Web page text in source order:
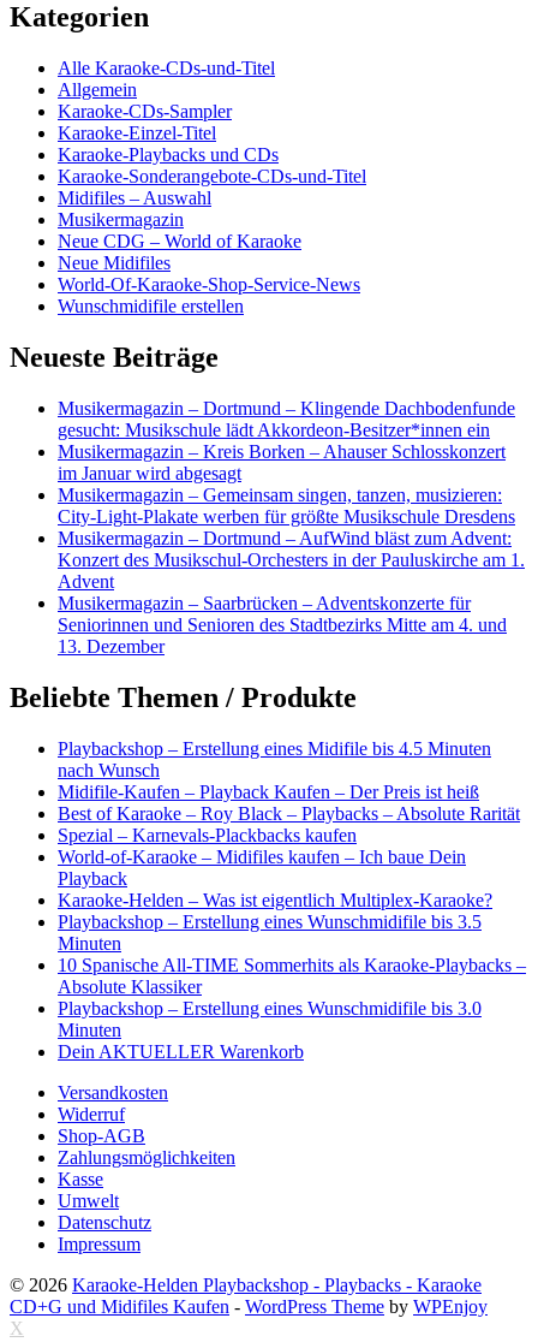
Kategorien
Alle Karaoke-CDs-und-Titel
Allgemein
Karaoke-CDs-Sampler
Karaoke-Einzel-Titel
Karaoke-Playbacks und CDs
Karaoke-Sonderangebote-CDs-und-Titel
Midifiles – Auswahl
Musikermagazin
Neue CDG – World of Karaoke
Neue Midifiles
World-Of-Karaoke-Shop-Service-News
Wunschmidifile erstellen
Neueste Beiträge
Musikermagazin – Dortmund – Klingende Dachbodenfunde
gesucht: Musikschule lädt Akkordeon-Besitzer*innen ein
Musikermagazin – Kreis Borken – Ahauser Schlosskonzert
im Januar wird abgesagt
Musikermagazin – Gemeinsam singen, tanzen, musizieren:
City-Light-Plakate werben für größte Musikschule Dresdens
Musikermagazin – Dortmund – AufWind bläst zum Advent:
Konzert des Musikschul-Orchesters in der Pauluskirche am 1.
Advent
Musikermagazin – Saarbrücken – Adventskonzerte für
Seniorinnen und Senioren des Stadtbezirks Mitte am 4. und
13. Dezember
Beliebte Themen / Produkte
Playbackshop – Erstellung eines Midifile bis 4.5 Minuten
nach Wunsch
Midifile-Kaufen – Playback Kaufen – Der Preis ist heiß
Best of Karaoke – Roy Black – Playbacks – Absolute Rarität
Spezial – Karnevals-Plackbacks kaufen
World-of-Karaoke – Midifiles kaufen – Ich baue Dein
Playback
Karaoke-Helden – Was ist eigentlich Multiplex-Karaoke?
Playbackshop – Erstellung eines Wunschmidifile bis 3.5
Minuten
10 Spanische All-TIME Sommerhits als Karaoke-Playbacks –
Absolute Klassiker
Playbackshop – Erstellung eines Wunschmidifile bis 3.0
Minuten
Dein AKTUELLER Warenkorb
Versandkosten
Widerruf
Shop-AGB
Zahlungsmöglichkeiten
Kasse
Umwelt
Datenschutz
Impressum
© 2026 Karaoke-Helden Playbackshop - Playbacks - Karaoke
CD+G und Midifiles Kaufen - WordPress Theme by WPEnjoy
X